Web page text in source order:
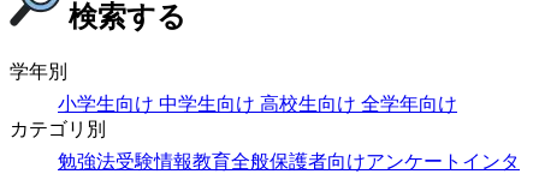
検索する
学年別
小学生向け 中学生向け 高校生向け 全学年向け
カテゴリ別
勉強法受験情報教育全般保護者向けアンケート インタ